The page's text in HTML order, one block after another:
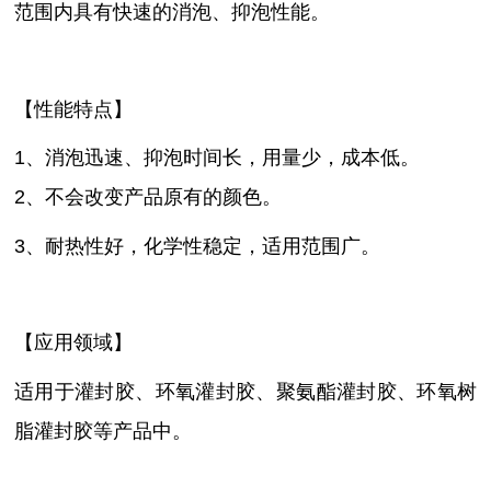
范围内具有快速的消泡、抑泡性能。
【性能特点】
1、消泡迅速、抑泡时间长，用量少，成本低。
2、不会改变产品原有的颜色。
3、耐热性好，化学性稳定，适用范围广。
【应用领域】
适用于灌封胶、环氧灌封胶、聚氨酯灌封胶、环氧树
脂灌封胶等产品中。